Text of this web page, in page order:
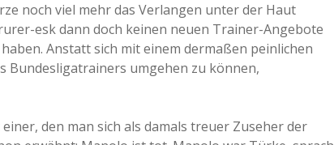
noch viel mehr das Verlangen unter der Haut
esk dann doch keinen neuen Trainer-Angebote
Anstatt sich mit einem dermaßen peinlichen
Bundesligatrainers umgehen zu können,
den man sich als damals treuer Zuseher der